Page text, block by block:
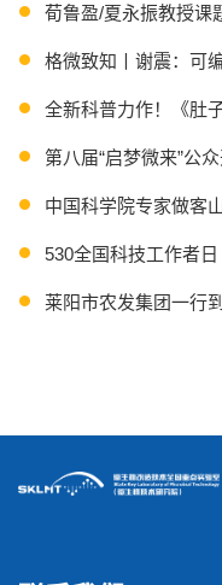
荀鲁盈/夏永振教授课
格微致知丨谢震：可
全新科普力作！《肚
第八届“启梦微来”公
中国科学院专家做客
530全国科技工作者
莱阳市农发集团一行